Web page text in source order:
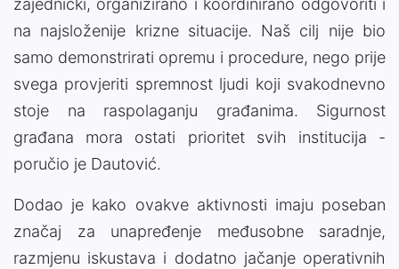
zajednički, organizirano i koordinirano odgovoriti i
na najsloženije krizne situacije. Naš cilj nije bio
samo demonstrirati opremu i procedure, nego prije
svega provjeriti spremnost ljudi koji svakodnevno
stoje na raspolaganju građanima. Sigurnost
građana mora ostati prioritet svih institucija -
poručio je Dautović.
Dodao je kako ovakve aktivnosti imaju poseban
značaj za unapređenje međusobne saradnje,
razmjenu iskustava i dodatno jačanje operativnih